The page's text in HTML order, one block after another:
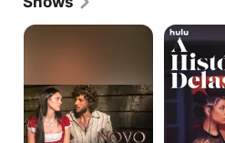
Novo
A
Historia
Delas